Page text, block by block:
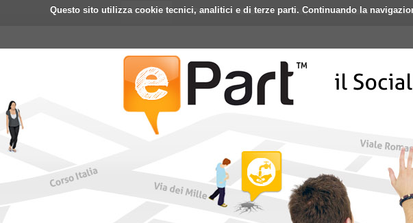
Questo sito utilizza cookie tecnici, analitici e di terze parti. Continuando la
Home ePart Mobile Faq Contatti